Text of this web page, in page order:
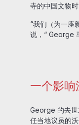
寺的中国文物
“我们（为一座
说，“ George
一个影
George 的去世
任当地议员的